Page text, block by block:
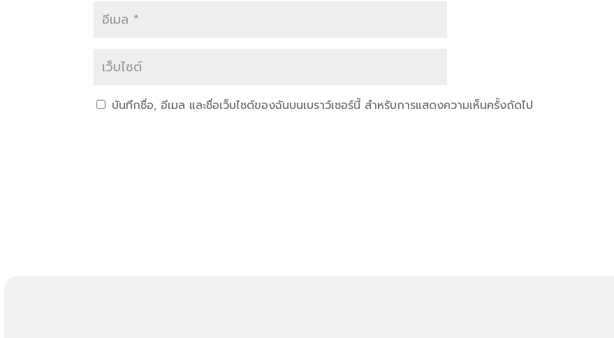
บันทึกชื่อ, อีเมล และชื่อเว็บไซต์ของฉันบนเบราว์เซอร์นี้ สำหรับการแสดงความเห็นครั้งถัดไป